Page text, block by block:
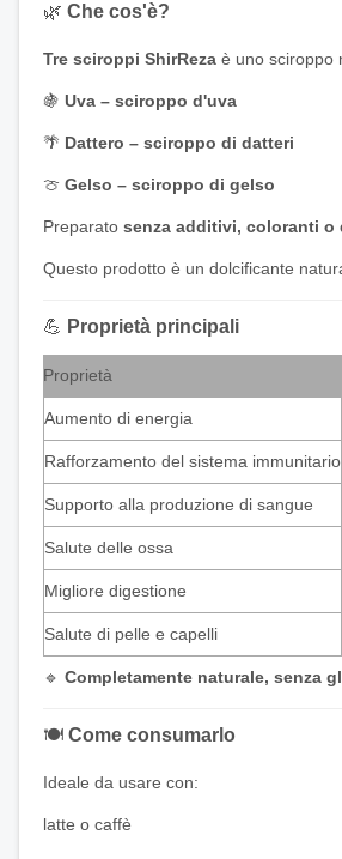
🌿 Che cos'è?
Tre sciroppi ShirReza è uno sciroppo
🍇 Uva – sciroppo d'uva
🌴 Dattero – sciroppo di datteri
🍈 Gelso – sciroppo di gelso
Preparato senza additivi, coloranti
Questo prodotto è un dolcificante
💪 Proprietà principali
Proprietà
Aumento di energia
Rafforzamento del sistema immunitario
Supporto alla produzione di sangue
Salute delle ossa
Migliore digestione
Salute di pelle e capelli
🔹 Completamente naturale, senza
🍽 Come consumarlo
Ideale da usare con:
latte o caffè